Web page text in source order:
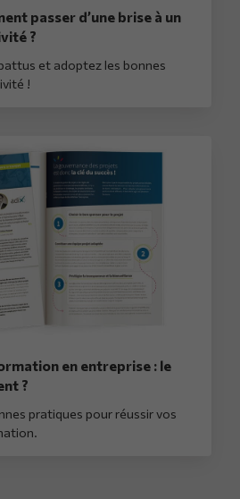
passer d’une brise à un
?
et adoptez les bonnes
!
en entreprise : le
?
pratiques pour réussir vos